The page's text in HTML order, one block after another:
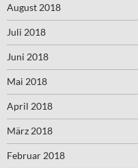
August 2018
Juli 2018
Juni 2018
Mai 2018
April 2018
März 2018
Februar 2018